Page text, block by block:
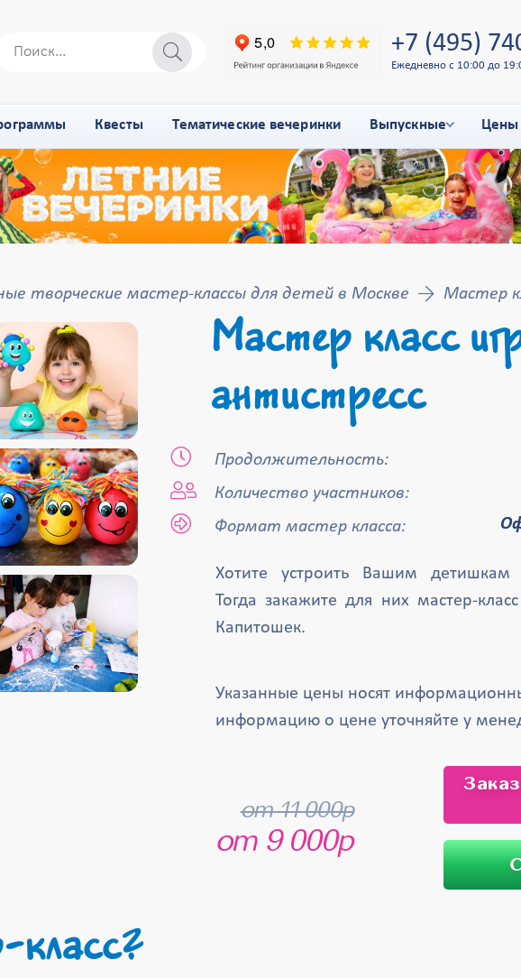
+7 (495)
Ежедневно с 10:00 до
Квесты Тематические вечеринки Выпускные Цены
творческие мастер-классы для детей в Москве Мастер
Мастер класс
антистресс
Продолжительность:
Количество участников:
Формат мастер класса:
Хотите устроить Вашим детишкам
Тогда закажите для них мастер-
Капитошек.
Указанные цены носят
информацию о цене уточняйте у
от 11 000р
от 9 000р
класс?